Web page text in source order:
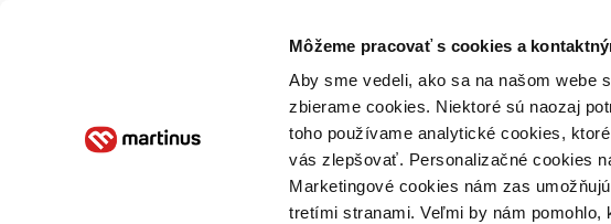
Môžeme pracovať s cookies a
Aby sme vedeli, ako sa na našom webe
zbierame cookies. Niektoré sú naozaj
toho používame analytické cookies,
vás zlepšovať. Personalizačné cookies
Marketingové cookies nám zas
tretími stranami. Veľmi by nám
Poukážky Kontakt